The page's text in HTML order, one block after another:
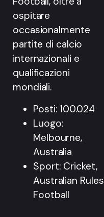
ospitare
occasionalmente
partite di calcio
internazionali e
qualificazioni
mondiali.
Posti: 100.024
Luogo:
Melbourne,
Australia
Sport: Cricket,
Australian Rules
Football